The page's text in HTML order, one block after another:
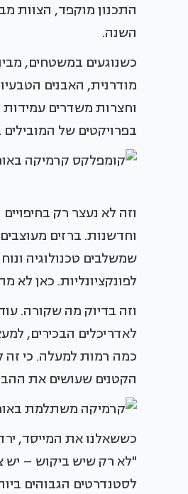
התכנון מוקפד, הצוות
השנה.
כשנוגעים במשטחים,
מודרנית, האבנים
וחצרות משדרים
בפרויקטים של
וזה לא נעצר רק
וחדשנות. ברזים
שמשלבים טכנולוגיה
לפונקציונליות. כאן
וזה בדיוק מה שקורה.
לאדריכלים הבכירים,
כמה רמות למעלה. כי זה
הקטנים שעושים את
כששאלנו את המייסד,
"לא רק שיש ביקוש – יש
לסטנדרטים הגבוהים